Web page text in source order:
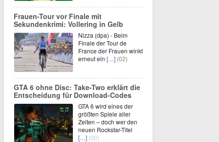
Frauen-Tour vor Finale mit
Sekundenkrimi: Vollering in Gelb
Nizza (dpa) - Beim
Finale der Tour de
France der Frauen winkt
erneut ein […] (02)
GTA 6 ohne Disc: Take-Two erklärt die
Entscheidung für Download-Codes
GTA 6 wird eines der
größten Spiele aller
Zeiten – doch wer den
neuen Rockstar-Titel
[…] (00)